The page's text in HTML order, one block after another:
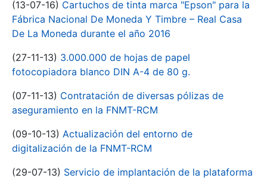
(13-07-16) Cartuchos de tinta marca "Epson" para la
Fábrica Nacional De Moneda Y Timbre – Real Casa
De La Moneda durante el año 2016
(27-11-13) 3.000.000 de hojas de papel
fotocopiadora blanco DIN A-4 de 80 g.
(07-11-13) Contratación de diversas pólizas de
aseguramiento en la FNMT-RCM
(09-10-13) Actualización del entorno de
digitalización de la FNMT-RCM
(29-07-13) Servicio de implantación de la plataforma